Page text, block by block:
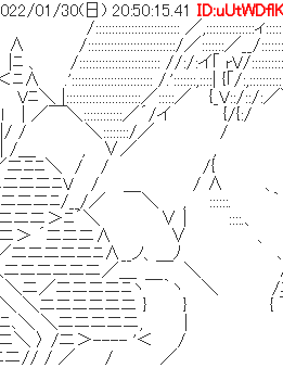
01/30(日) 20:50:15.41
,:::::::::::::::ィ
／:::::::／__/::::::::::::::::::::::
//:/:イ｢ rV/
/.':::::::,::::| {｢/:,::::::::::::_,
／:::::／ {_V::/::/:／＼
／´/イ {/{:/ 下t_､ {/ /
::::::::/／ / ｀¨ ＞ 、
＿ , ∨／ , ／::イ／
／ニﾆﾆ＼ / / /{ ／イ
／ニニニニﾆV / ＿ / ∧ 、
ニニニﾆ/__/／ ＼ , ::::::. ｀
ニニ＞ﾆ´＼ ∨ | ::::.、
＞ ´ニニニ∧ ∨ 、
ニニニﾆ∧__ノ、＿ﾉ ､
＼ニニニニニニ／
ニニニﾆヽ￣｀ヽ ＼ /ニニ
ニニニニニニ } } { ￣￣＼
＼ニニニニニ, |
〉 /ニ＞---- '＜ /
ニ// / ／